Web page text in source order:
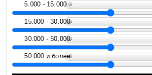
5.000 - 15.000
15.000 - 30.000
30.000 - 50.000
50.000 и более